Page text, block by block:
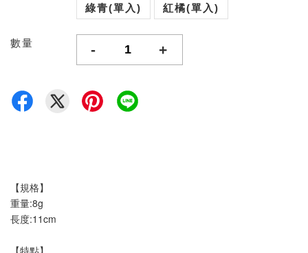
綠青(單入) 紅橘(單入)
數量 - +
【規格】
重量:8g
長度:11cm
【特點】